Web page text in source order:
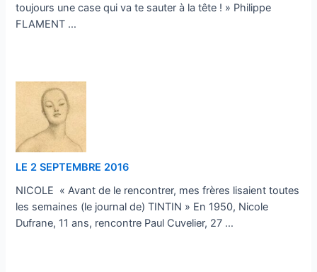
toujours une case qui va te sauter à la tête ! » Philippe
FLAMENT …
LE 2 SEPTEMBRE 2016
NICOLE « Avant de le rencontrer, mes frères lisaient toutes
les semaines (le journal de) TINTIN » En 1950, Nicole
Dufrane, 11 ans, rencontre Paul Cuvelier, 27 …